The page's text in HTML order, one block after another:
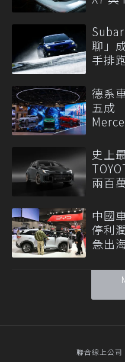
聊」
手排
德系
五成
史上
兩百
中國
停利
急出
聯合線上公